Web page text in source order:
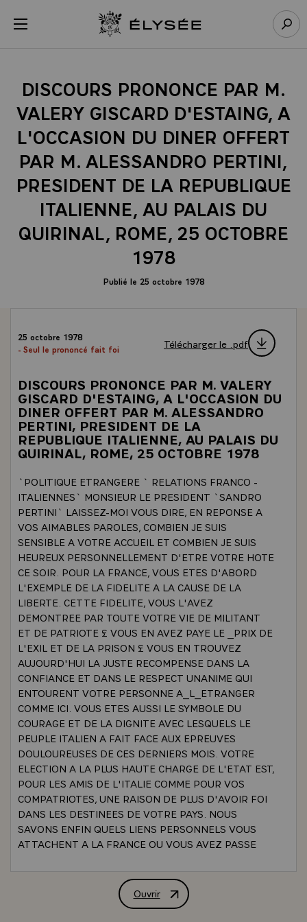
menu Retour à l’accueil Élysée
DISCOURS PRONONCE PAR M.
VALERY GISCARD D'ESTAING, A
L'OCCASION DU DINER OFFERT
PAR M. ALESSANDRO PERTINI,
PRESIDENT DE LA REPUBLIQUE
ITALIENNE, AU PALAIS DU
QUIRINAL, ROME, 25 OCTOBRE
1978
Publié le 25 octobre 1978
25 octobre 1978
- Seul le prononcé fait foi
Télécharger le .pdf
DISCOURS PRONONCE PAR M. VALERY
GISCARD D'ESTAING, A L'OCCASION DU
DINER OFFERT PAR M. ALESSANDRO
PERTINI, PRESIDENT DE LA
REPUBLIQUE ITALIENNE, AU PALAIS DU
QUIRINAL, ROME, 25 OCTOBRE 1978
`POLITIQUE ETRANGERE ` RELATIONS FRANCO -
ITALIENNES` MONSIEUR LE PRESIDENT `SANDRO
PERTINI` LAISSEZ-MOI VOUS DIRE, EN REPONSE A
VOS AIMABLES PAROLES, COMBIEN JE SUIS
SENSIBLE A VOTRE ACCUEIL ET COMBIEN JE SUIS
HEUREUX PERSONNELLEMENT D'ETRE VOTRE HOTE
CE SOIR. POUR LA FRANCE, VOUS ETES D'ABORD
L'EXEMPLE DE LA FIDELITE A LA CAUSE DE LA
LIBERTE. CETTE FIDELITE, VOUS L'AVEZ
DEMONTREE PAR TOUTE VOTRE VIE DE MILITANT
ET DE PATRIOTE £ VOUS EN AVEZ PAYE LE _PRIX DE
L'EXIL ET DE LA PRISON £ VOUS EN TROUVEZ
AUJOURD'HUI LA JUSTE RECOMPENSE DANS LA
CONFIANCE ET DANS LE RESPECT UNANIME QUI
ENTOURENT VOTRE PERSONNE A_L_ETRANGER
COMME ICI. VOUS ETES AUSSI LE SYMBOLE DU
COURAGE ET DE LA DIGNITE AVEC LESQUELS LE
PEUPLE ITALIEN A FAIT FACE AUX EPREUVES
DOULOUREUSES DE CES DERNIERS MOIS. VOTRE
ELECTION A LA PLUS HAUTE CHARGE DE L'ETAT EST,
POUR LES AMIS DE L'ITALIE COMME POUR VOS
COMPATRIOTES, UNE RAISON DE PLUS D'AVOIR FOI
DANS LES DESTINEES DE VOTRE PAYS. NOUS
SAVONS ENFIN QUELS LIENS PERSONNELS VOUS
ATTACHENT A LA FRANCE OU VOUS AVEZ PASSE
D'AUTANT PLUS SENSIBLES A VOTRE AMITIE
QU'ELLE SE NOURRIT DE LA CONVICTION QUE LA
Ouvrir
DISCOURS PRONONCE PAR M.
Panneau de gestion des cookies